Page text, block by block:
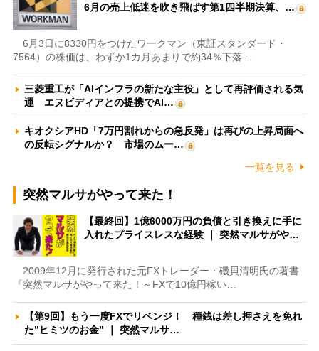
6月の売上低迷を吹き飛ばす第1四半期決算、…
6月3日に8330円をつけたワークマン（東証スタンダード・
7564）の株価は、わずか1カ月あまりで約34％下落…
三菱重工が「AIインフラの新たな主役」として再評価される気
運 エヌビディアとの提携でAI…
キオクシアHD「7万円割れからの急反発」は再びの上昇局面へ
の反転シグナルか？ 市場のムー…
一覧を見る
突然マルサがやって来た！
【最終回】1億6000万円の負債と引き換えに手に
入れたプライスレスな経験 ｜ 突然マルサがや…
2009年12月に発行された元FXトレーダー・磯貝清明氏の著書
『突然マルサがやって来た！～FXで10億円稼い…
【第9回】もう一度FXでリベンジ！ 種銭は差し押さえを免れ
た”ヒミツのお金” ｜ 突然マルサ…